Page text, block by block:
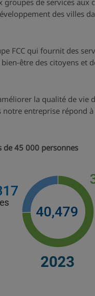
de services
des villes
FCC qui fournit des
être des citoyens et
la qualité de vie
entreprise répond à
de 45 000 personnes